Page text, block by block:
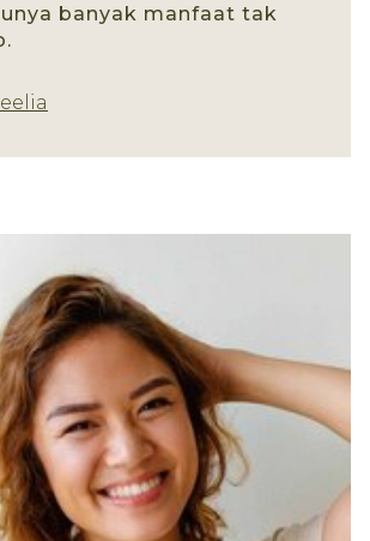
banyak manfaat tak